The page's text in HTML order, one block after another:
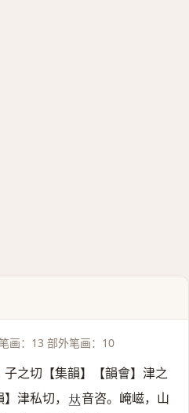
画：13 部外笔画：10
子之切【集韻】【韻會】津之
津私切， 𠀤音咨。崦嵫，山